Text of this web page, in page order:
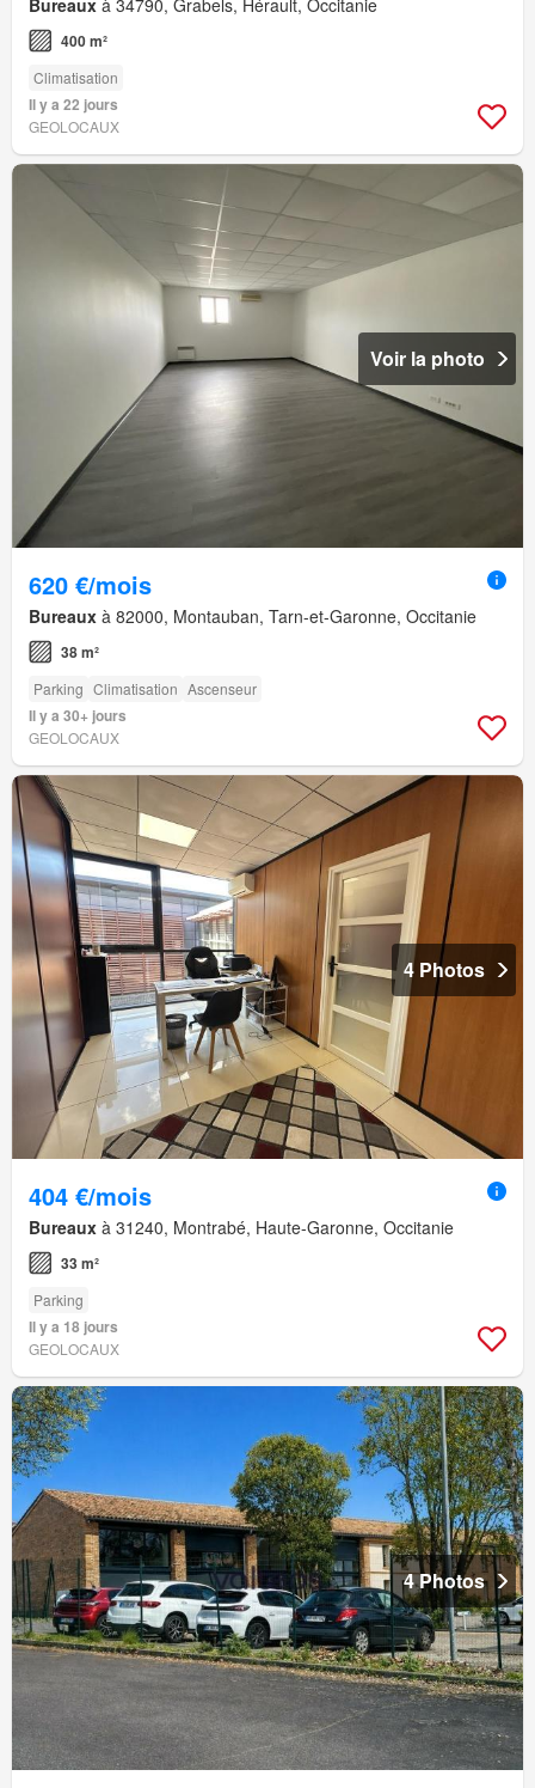
Bureaux à 34790, Grabels, Hérault, Occitanie
400 m²
Climatisation
Il y a 22 jours
GEOLOCAUX
Voir la photo
620 €/mois
Bureaux à 82000, Montauban, Tarn-et-Garonne, Occitanie
38 m²
Parking Climatisation Ascenseur
Il y a 30+ jours
GEOLOCAUX
4 Photos
404 €/mois
Bureaux à 31240, Montrabé, Haute-Garonne, Occitanie
33 m²
Parking
Il y a 18 jours
GEOLOCAUX
4 Photos